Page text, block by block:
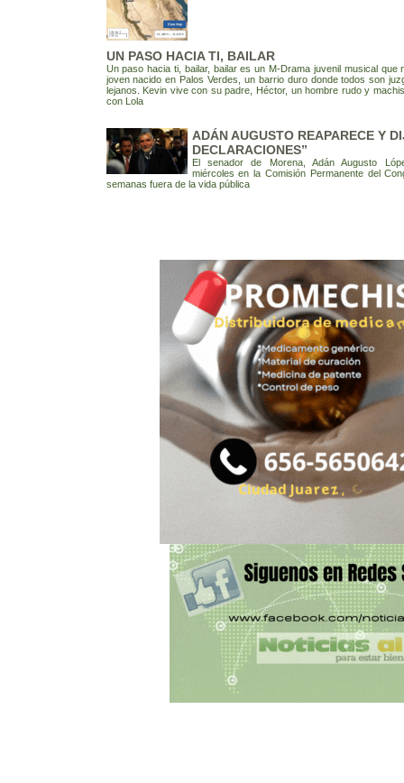
UN PASO HACIA TI, BAILAR
Un paso hacia ti, bailar, bailar es un M-Drama juvenil musical que
joven nacido en Palos Verdes, un barrio duro donde todos son
lejanos. Kevin vive con su padre, Héctor, un hombre rudo y
con Lola
ADÁN AUGUSTO REAPARECE Y
DECLARACIONES”
El senador de Morena, Adán Augusto
miércoles en la Comisión Permanente del
semanas fuera de la vida pública